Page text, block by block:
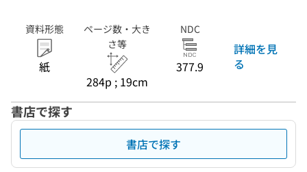
資料形態
紙
ページ数・大き
さ等
284p ; 19cm
NDC
377.9
詳細を見
る
書店で探す
書店で探す